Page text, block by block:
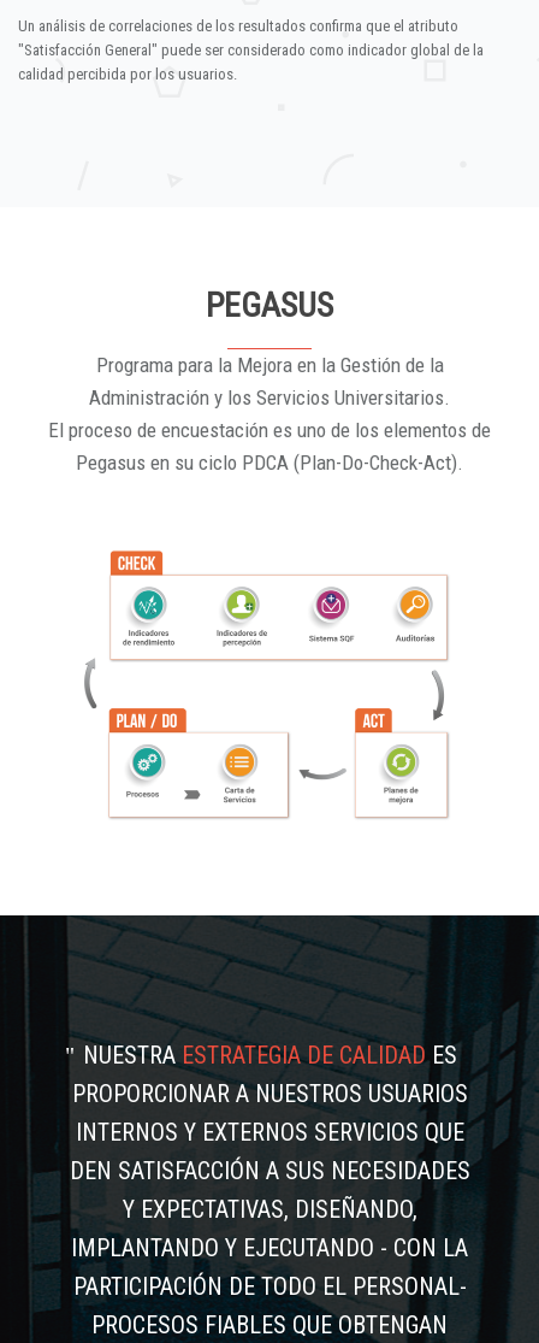
Un análisis de correlaciones de los resultados confirma que el atributo
"Satisfacción General" puede ser considerado como indicador global de la
calidad percibida por los usuarios.
PEGASUS
Programa para la Mejora en la Gestión de la
Administración y los Servicios Universitarios.
El proceso de encuestación es uno de los elementos de
Pegasus en su ciclo PDCA (Plan-Do-Check-Act).
NUESTRAESTRATEGIA DE CALIDADES
PROPORCIONAR A NUESTROS USUARIOS
INTERNOS Y EXTERNOS SERVICIOS QUE
DEN SATISFACCIÓN A SUS NECESIDADES
Y EXPECTATIVAS, DISEÑANDO,
IMPLANTANDO Y EJECUTANDO - CON LA
PARTICIPACIÓN DE TODO EL PERSONAL-
PROCESOS FIABLES QUE OBTENGAN